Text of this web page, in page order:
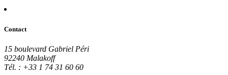
Contact
15 boulevard Gabriel Péri
92240 Malakoff
Tél. : +33 1 74 31 60 60